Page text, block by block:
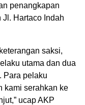
penangkapan
Hartaco Indah
saksi,
utama dan dua
Para pelaku
kami serahkan ke
ucap AKP